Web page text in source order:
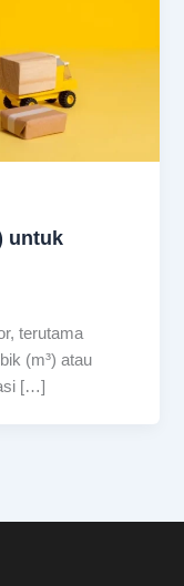
untuk
terutama
(m³) atau
[…]